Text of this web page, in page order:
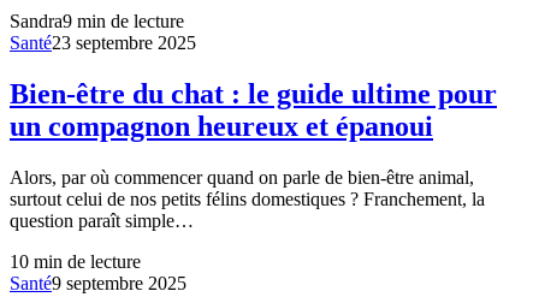
Sandra9 min de lecture
Santé23 septembre 2025
Bien-être du chat : le guide ultime pour
un compagnon heureux et épanoui
Alors, par où commencer quand on parle de bien-être animal,
surtout celui de nos petits félins domestiques ? Franchement, la
question paraît simple…
10 min de lecture
Santé9 septembre 2025